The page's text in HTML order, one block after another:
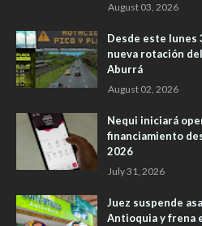
August 03, 2026
Desde este lunes
nueva rotación
Aburrá
August 02, 2026
Nequi iniciará
financiamiento
2026
July 31, 2026
Juez suspende
Antioquia y frena